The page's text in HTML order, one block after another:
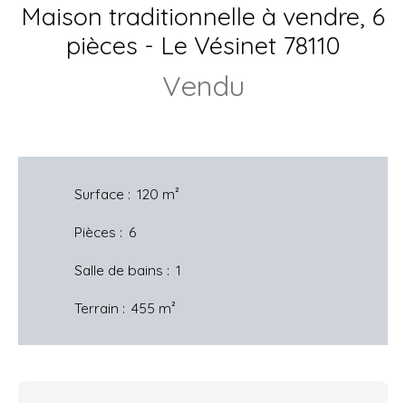
Maison traditionnelle à vendre, 6
pièces - Le Vésinet 78110
Vendu
Surface : 120 m²
Pièces : 6
Salle de bains : 1
Terrain : 455 m²